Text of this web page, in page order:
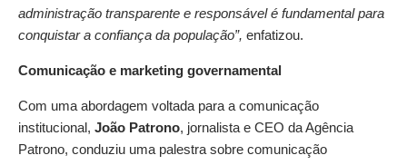
administração transparente e responsável é fundamental para
conquistar a confiança da população”, enfatizou.
Comunicação e marketing governamental
Com uma abordagem voltada para a comunicação
institucional, João Patrono, jornalista e CEO da Agência
Patrono, conduziu uma palestra sobre comunicação